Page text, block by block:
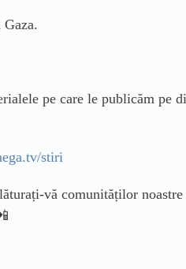
pe care le publicăm pe
stiri
vă comunităților